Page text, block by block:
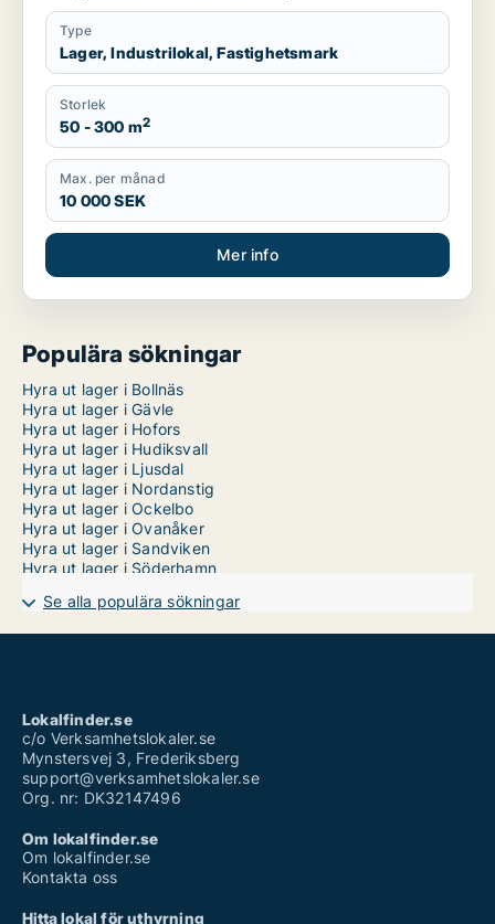
Type
Lager, Industrilokal, Fastighetsmark
Storlek
50 - 300 m2
Max. per månad
10 000 SEK
Mer info
Populära sökningar
Hyra ut lager i Bollnäs
Hyra ut lager i Gävle
Hyra ut lager i Hofors
Hyra ut lager i Hudiksvall
Hyra ut lager i Ljusdal
Hyra ut lager i Nordanstig
Hyra ut lager i Ockelbo
Hyra ut lager i Ovanåker
Hyra ut lager i Sandviken
Hyra ut lager i Söderhamn
Se alla populära sökningar
Lokalfinder.se
c/o Verksamhetslokaler.se
Mynstersvej 3, Frederiksberg
support@verksamhetslokaler.se
Org. nr: DK32147496
Om lokalfinder.se
Om lokalfinder.se
Kontakta oss
Hitta lokal för uthyrning